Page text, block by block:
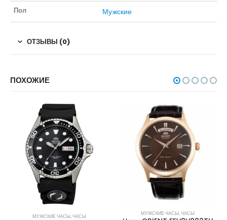
Пол Мужские
ОТЗЫВЫ (0)
ПОХОЖИЕ
МУЖСКИЕ ЧАСЫ,ЧАСЫ МУЖСКИЕ ЧАСЫ,ЧАСЫ